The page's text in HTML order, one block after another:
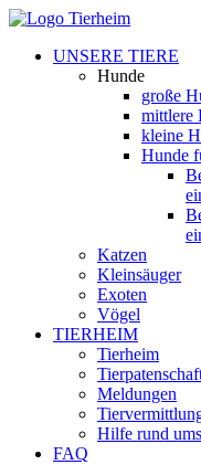
UNSERE TIERE
Hunde
große
mittlere
kleine
Hunde
Katzen
Kleinsäuger
Exoten
Vögel
TIERHEIM
Tierheim
Meldungen
Hilfe rund
FAQ